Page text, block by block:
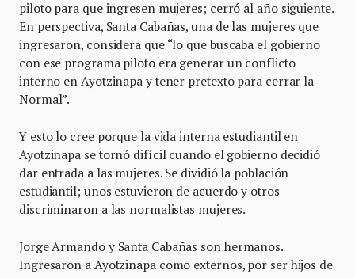
piloto para que ingresen mujeres; cerró al año siguiente.
En perspectiva, Santa Cabañas, una de las mujeres que
ingresaron, considera que “lo que buscaba el gobierno
con ese programa piloto era generar un conflicto
interno en Ayotzinapa y tener pretexto para cerrar la
Normal”.
Y esto lo cree porque la vida interna estudiantil en
Ayotzinapa se tornó difícil cuando el gobierno decidió
dar entrada a las mujeres. Se dividió la población
estudiantil; unos estuvieron de acuerdo y otros
discriminaron a las normalistas mujeres.
Jorge Armando y Santa Cabañas son hermanos.
Ingresaron a Ayotzinapa como externos, por ser hijos de